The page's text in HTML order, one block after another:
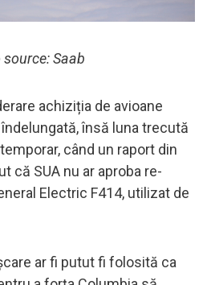
Saab
achiziția de avioane
însă luna trecută
când un raport din
că SUA nu ar aproba re-
Electric F414, utilizat de
ar fi putut fi folosită ca